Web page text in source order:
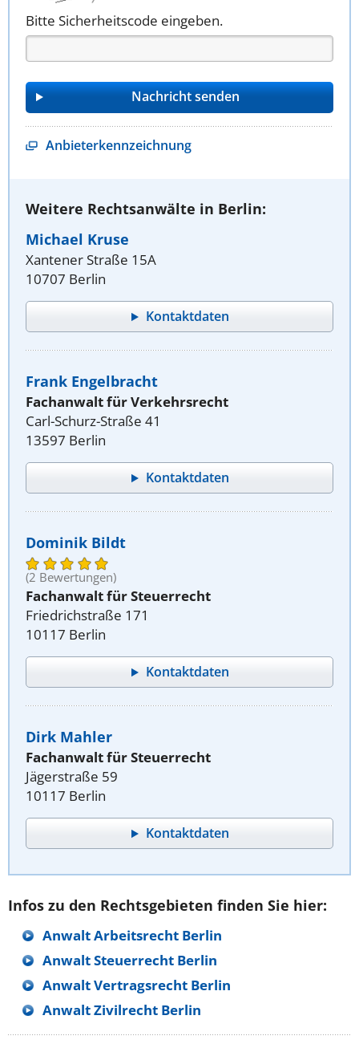
Bitte Sicherheitscode eingeben.
Anbieterkennzeichnung
Weitere Rechtsanwälte in Berlin:
Michael Kruse
Xantener Straße 15A
10707 Berlin
Kontaktdaten
Frank Engelbracht
Fachanwalt für Verkehrsrecht
Carl-Schurz-Straße 41
13597 Berlin
Kontaktdaten
Dominik Bildt
(2 Bewertungen)
Fachanwalt für Steuerrecht
Friedrichstraße 171
10117 Berlin
Kontaktdaten
Dirk Mahler
Fachanwalt für Steuerrecht
Jägerstraße 59
10117 Berlin
Kontaktdaten
Infos zu den Rechtsgebieten finden Sie hier:
Anwalt Arbeitsrecht Berlin
Anwalt Steuerrecht Berlin
Anwalt Vertragsrecht Berlin
Anwalt Zivilrecht Berlin